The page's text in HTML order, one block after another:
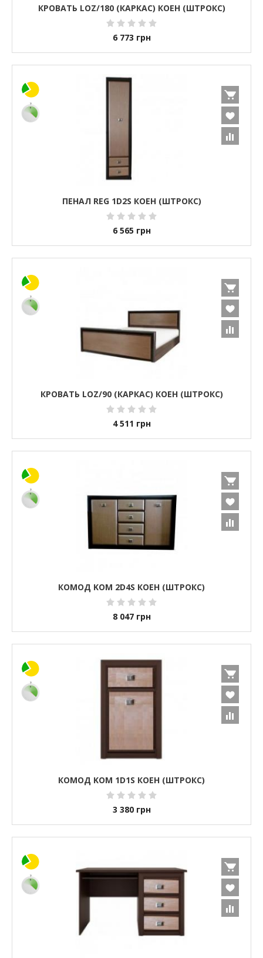
КРОВАТЬ LOZ/180 (КАРКАС) КОЕН (ШТРОКС)
6 773 грн
ПЕНАЛ REG 1D2S КОЕН (ШТРОКС)
6 565 грн
КРОВАТЬ LOZ/90 (КАРКАС) КОЕН (ШТРОКС)
4 511 грн
КОМОД KOM 2D4S КОЕН (ШТРОКС)
8 047 грн
КОМОД KOM 1D1S КОЕН (ШТРОКС)
3 380 грн